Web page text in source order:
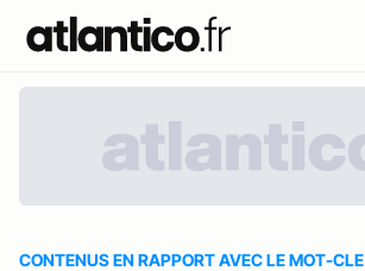
CONTENUS EN RAPPORT AVEC LE MOT-CLE